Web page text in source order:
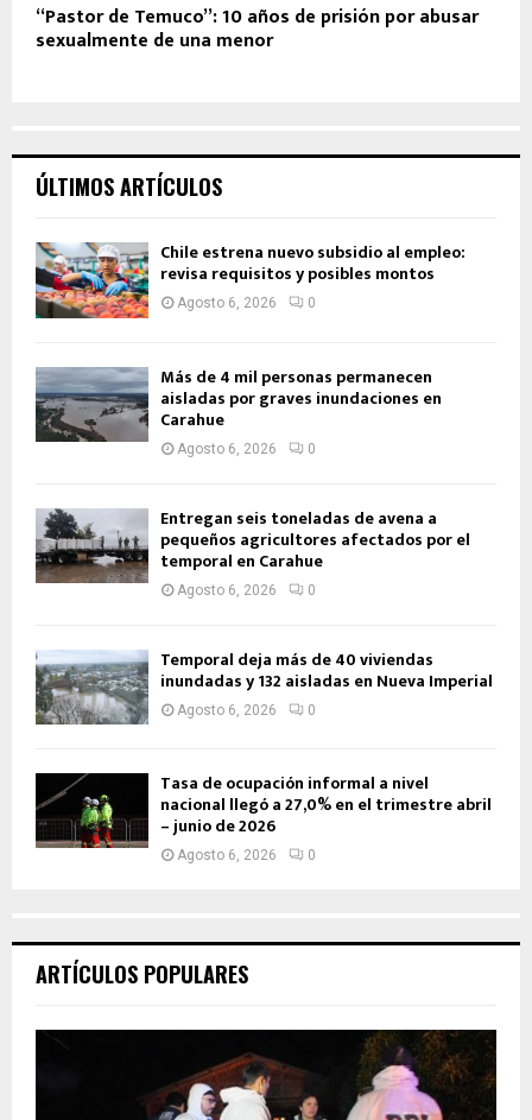
“Pastor de Temuco”: 10 años de prisión por abusar
sexualmente de una menor
ÚLTIMOS ARTÍCULOS
Chile estrena nuevo subsidio al empleo:
revisa requisitos y posibles montos
Agosto 6, 2026 0
Más de 4 mil personas permanecen
aisladas por graves inundaciones en
Carahue
Agosto 6, 2026 0
Entregan seis toneladas de avena a
pequeños agricultores afectados por el
temporal en Carahue
Agosto 6, 2026 0
Temporal deja más de 40 viviendas
inundadas y 132 aisladas en Nueva Imperial
Agosto 6, 2026 0
Tasa de ocupación informal a nivel
nacional llegó a 27,0% en el trimestre abril
– junio de 2026
Agosto 6, 2026 0
ARTÍCULOS POPULARES